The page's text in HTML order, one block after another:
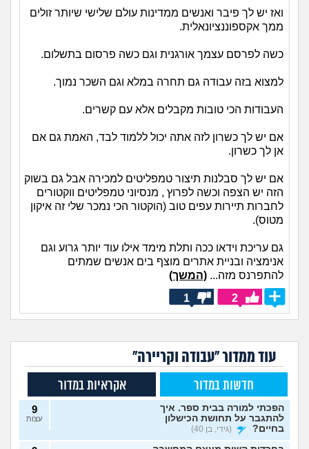
ואז יש לך פיבר ואנשים ממדינות עולם שלישי שיותר זולים
ממך אקספוננציונאלית.
כשה לפרסם עצמך אורגנית וגם כשה פרסום בתשלום.
למצוא בזה עבודה גם תחרה במלא וגם השכר נמוך.
העבודות הכי טובות מקבלים אלא עם קשרים.
אם יש לך כשרון לזה אתה יכול ללמוד לבד, האמת גם אם
אן לך כשרון.
אם יש לך סבלנות תיצור טמפליטים למכירה אבל גם בשוק
הזה יש הצפה וכשה לפרוץ , מנסיוני טמפליטים ווקטורים
לחברות תיירות עפים טוב (הוקטור הכי נמכר שלי זה איקון
מטוס).
גם עריכת וידאו ככה ותלת מימד אילו עוד יותר גרוע וגם
אנימציה ובניית אתרים מוצף בים אנשים שמתים
להתפרנס מזה... (המשך)
2
1
עוד ממדור "עבודה וקריירה"
חדשות במדור אקראיות במדור
הפכתי למורה בבית ספר. איך
להתגבר על תחושת הכישלון
בחיים?
(גידי, בן 40)
9
עצות